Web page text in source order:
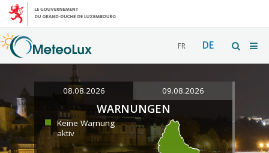
FR DE
08.08.2026 09.08.2026
WARNUNGEN
Keine Warnung
aktiv